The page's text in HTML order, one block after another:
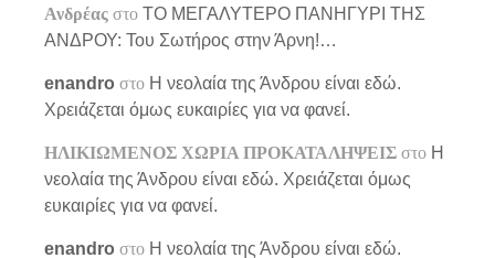
Ανδρέας στο ΤΟ ΜΕΓΑΛΥΤΕΡΟ ΠΑΝΗΓΥΡΙ ΤΗΣ
ΑΝΔΡΟΥ: Του Σωτήρος στην Άρνη!…
enandro στο Η νεολαία της Άνδρου είναι εδώ.
Χρειάζεται όμως ευκαιρίες για να φανεί.
ΗΛΙΚΙΩΜΕΝΟΣ ΧΩΡΙΑ ΠΡΟΚΑΤΑΛΗΨΕΙΣ στο Η
νεολαία της Άνδρου είναι εδώ. Χρειάζεται όμως
ευκαιρίες για να φανεί.
enandro στο Η νεολαία της Άνδρου είναι εδώ.